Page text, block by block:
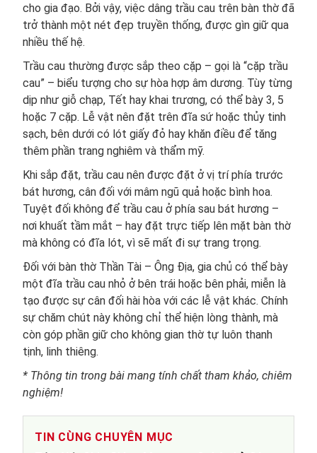
cho gia đạo. Bởi vậy, việc dâng trầu cau trên bàn thờ đã
trở thành một nét đẹp truyền thống, được gìn giữ qua
nhiều thế hệ.
Trầu cau thường được sắp theo cặp – gọi là “cặp trầu
cau” – biểu tượng cho sự hòa hợp âm dương. Tùy từng
dịp như giỗ chạp, Tết hay khai trương, có thể bày 3, 5
hoặc 7 cặp. Lễ vật nên đặt trên đĩa sứ hoặc thủy tinh
sạch, bên dưới có lót giấy đỏ hay khăn điều để tăng
thêm phần trang nghiêm và thẩm mỹ.
Khi sắp đặt, trầu cau nên được đặt ở vị trí phía trước
bát hương, cân đối với mâm ngũ quả hoặc bình hoa.
Tuyệt đối không để trầu cau ở phía sau bát hương –
nơi khuất tầm mắt – hay đặt trực tiếp lên mặt bàn thờ
mà không có đĩa lót, vì sẽ mất đi sự trang trọng.
Đối với bàn thờ Thần Tài – Ông Địa, gia chủ có thể bày
một đĩa trầu cau nhỏ ở bên trái hoặc bên phải, miễn là
tạo được sự cân đối hài hòa với các lễ vật khác. Chính
sự chăm chút này không chỉ thể hiện lòng thành, mà
còn góp phần giữ cho không gian thờ tự luôn thanh
tịnh, linh thiêng.
* Thông tin trong bài mang tính chất tham khảo, chiêm
nghiệm!
TIN CÙNG CHUYÊN MỤC